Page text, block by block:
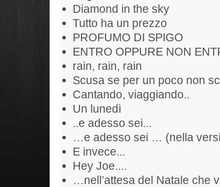
Diamond in the sky
Tutto ha un prezzo
PROFUMO DI SPIGO
ENTRO OPPURE NON
rain, rain, rain
Scusa se per un poco non
Cantando, viaggiando..
Un lunedì
..e adesso sei...
…e adesso sei … (nella
E invece...
Hey Joe....
…nell’attesa del Natale che